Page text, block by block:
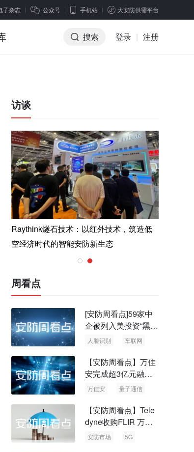
子杂志 公众号 手机站 大安防供需平台
搜索 登录 | 注册
访谈
Raythink燧石技术：以红外技术，筑造低
空经济时代的智能安防新生态
周看点
[安防周看点]59家中
企被列入美投资“黑名
单” 中国信通院启动
人脸识别 车联网
【安防周看点】万佳
安完成超3亿元融资
国内首批量子通信标
万佳安 量子通信
【安防周看点】Tele
dyne收购FLIR 万物
云新品牌“万御安防”
安防市场 5G